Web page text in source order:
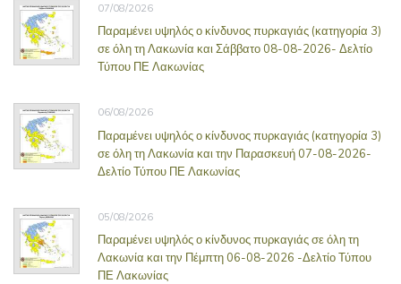
07/08/2026
Παραμένει υψηλός ο κίνδυνος πυρκαγιάς (κατηγορία 3)
σε όλη τη Λακωνία και Σάββατο 08-08-2026- Δελτίο
Τύπου ΠΕ Λακωνίας
06/08/2026
Παραμένει υψηλός ο κίνδυνος πυρκαγιάς (κατηγορία 3)
σε όλη τη Λακωνία και την Παρασκευή 07-08-2026-
Δελτίο Τύπου ΠΕ Λακωνίας
05/08/2026
Παραμένει υψηλός ο κίνδυνος πυρκαγιάς σε όλη τη
Λακωνία και την Πέμπτη 06-08-2026 -Δελτίο Τύπου
ΠΕ Λακωνίας